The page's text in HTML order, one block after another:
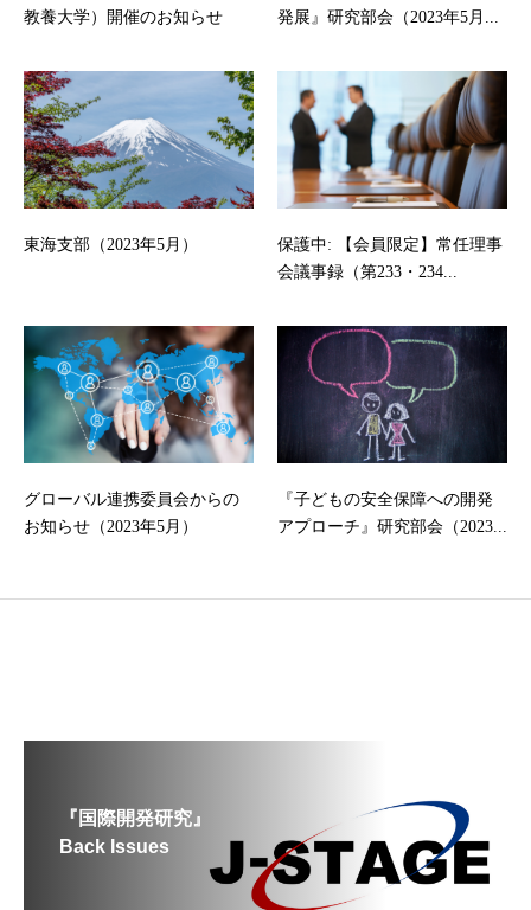
教養大学）開催のお知らせ
発展』研究部会（2023年5月...
東海支部（2023年5月）
保護中: 【会員限定】常任理事
会議事録（第233・234...
グローバル連携委員会からの
お知らせ（2023年5月）
『子どもの安全保障への開発
アプローチ』研究部会（2023...
『国際開発研究』
Back Issues